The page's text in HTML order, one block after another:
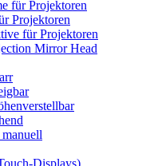
für Projektoren
Projektoren
für Projektoren
Mirror Head
Displays)